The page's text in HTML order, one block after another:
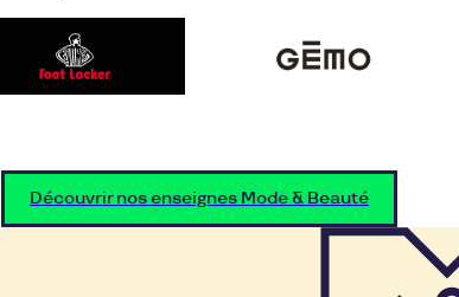
Découvrir nos enseignes Mode & Beauté